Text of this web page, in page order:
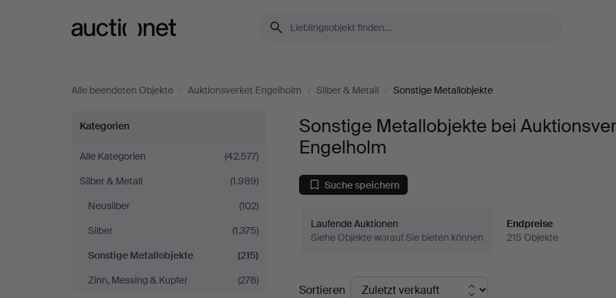
Alle beendeten Objekte / Auktionsverket Engelholm / Silber & Metall / Sonstige Metallobjekte
Sonstige
Metallobjekte
bei
Auktionsverket
Engelholm
Kategorien
Alle Kategorien
(42.577)
Silber & Metall
(1.989)
Neusilber
(102)
Silber
(1.375)
Sonstige Metallobjekte
(215)
Zinn, Messing & Kupfer
(278)
Sonstige Metallobjekte bei
Engelholm
Suche speichern
Laufende Auktionen
Siehe Objekte worauf Sie bieten können
Endpreise
215 Objekte
Endpreise
Sortieren